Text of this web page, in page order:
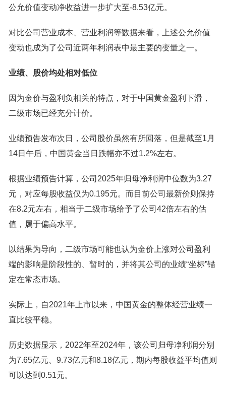
公允价值变动净收益进一步扩大至-8.53亿元。
对比公司营业成本、营业利润等数据来看，上述公允价值
变动也成为了公司近两年利润表中最主要的变量之一。
业绩、股价均处相对低位
因为金价与盈利负相关的特点，对于中国黄金盈利下滑，
二级市场已经充分计价。
业绩预告发布次日，公司股价虽然有所回落，但是截至1月
14日午后，中国黄金当日跌幅亦不过1.2%左右。
根据业绩预告计算，公司2025年归母净利润中位数为3.27
元，对应每股收益仅为0.195元。而目前公司最新价则保持
在8.2元左右，相当于二级市场给予了公司42倍左右的估
值，属于偏高水平。
以结果为导向，二级市场可能也认为金价上涨对公司盈利
端的影响是阶段性的、暂时的，并将其公司的业绩“坐标”锚
定在常态市场。
实际上，自2021年上市以来，中国黄金的整体经营业绩一
直比较平稳。
历史数据显示，2022年至2024年，该公司归母净利润分别
为7.65亿元、9.73亿元和8.18亿元，期内每股收益平均值则
可以达到0.51元。